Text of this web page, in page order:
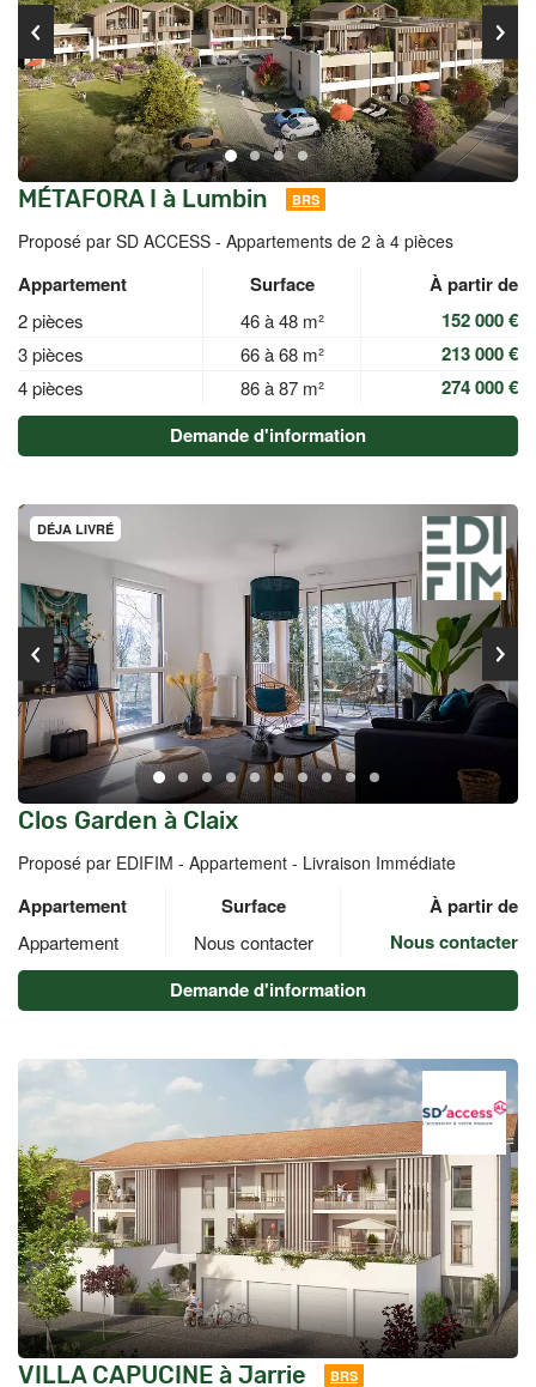
MÉTAFORA I à Lumbin BRS
Proposé par SD ACCESS - Appartements de 2 à 4 pièces
Appartement Surface À partir de
2 pièces 46 à 48 m² 152 000 €
3 pièces 66 à 68 m² 213 000 €
4 pièces 86 à 87 m²
274 000 €
Demande d'information
DÉJA LIVRÉ
Clos Garden à Claix
Proposé par EDIFIM - Appartement - Livraison Immédiate
Appartement Surface À partir de
Appartement Nous contacter
Nous contacter
Demande d'information
VILLA CAPUCINE à Jarrie BRS